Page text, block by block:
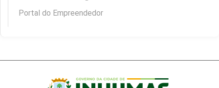
Portal do Empreendedor